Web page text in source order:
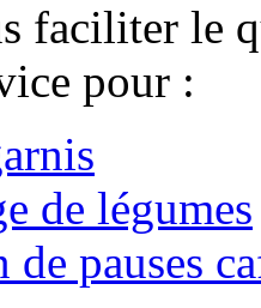
faciliter le
pour :
de légumes
pauses